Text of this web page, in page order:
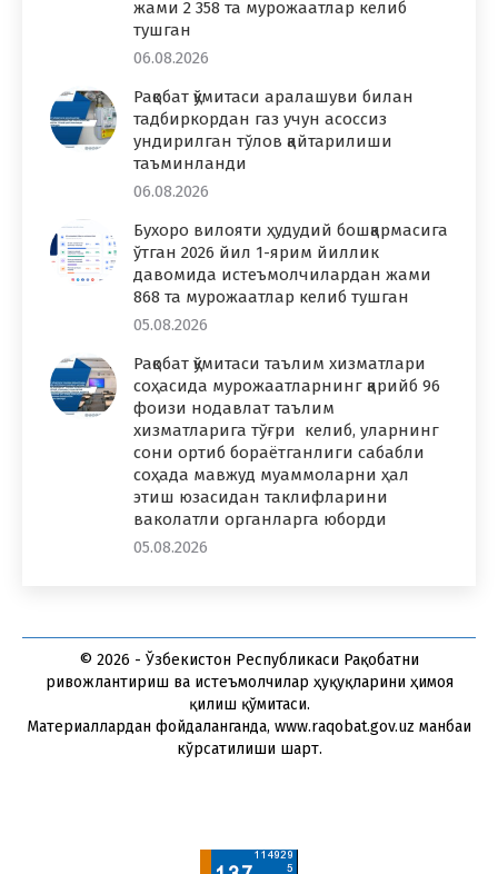
жами 2 358 та мурожаатлар келиб
тушган
06.08.2026
Рақобат қўмитаси аралашуви билан
тадбиркордан газ учун асоссиз
ундирилган тўлов қайтарилиши
таъминланди
06.08.2026
Бухоро вилояти ҳудудий бошқармасига
ўтган 2026 йил 1-ярим йиллик
давомида истеъмолчилардан жами
868 та мурожаатлар келиб тушган
05.08.2026
Рақобат қўмитаси таълим хизматлари
соҳасида мурожаатларнинг қарийб 96
фоизи нодавлат таълим
хизматларига тўғри келиб, уларнинг
сони ортиб бораётганлиги сабабли
соҳада мавжуд муаммоларни ҳал
этиш юзасидан таклифларини
ваколатли органларга юборди
05.08.2026
© 2026 - Ўзбекистон Республикаси Рақобатни
ривожлантириш ва истеъмолчилар ҳуқуқларини ҳимоя
қилиш қўмитаси.
Материаллардан фойдаланганда, www.raqobat.gov.uz манбаи
кўрсатилиши шарт.